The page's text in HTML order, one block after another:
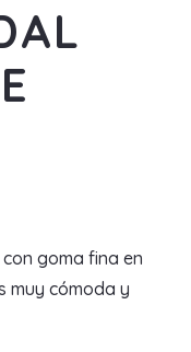
goma fina en
muy cómoda y